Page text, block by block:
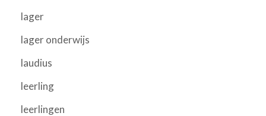
lager
lager onderwijs
laudius
leerling
leerlingen